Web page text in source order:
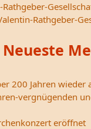
Rathgeber-
Neueste
200 Jahren wieder
vergnügenden
eröffnet